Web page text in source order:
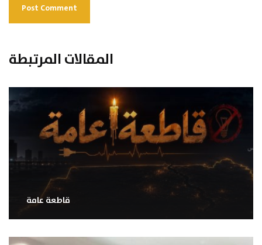
المقالات المرتبطة
قاطعة عامة